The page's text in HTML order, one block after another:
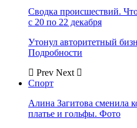
Сводка происшествий.
с 20 по 22 декабря
Утонул авторитетный
Подробности
Prev Next
Спорт
Алина Загитова сменила
платье и гольфы. Фото